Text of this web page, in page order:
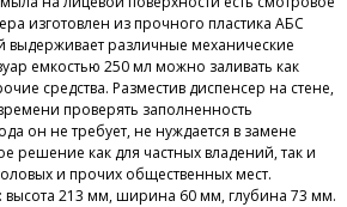
изготовлен из прочного пластика АБС
выдерживает различные механические
емкостью 250 мл можно заливать как
средства. Разместив диспенсер на стене,
проверять заполненность
он не требует, не нуждается в замене
решение как для частных владений, так и
и прочих общественных мест.
213 мм, ширина 60 мм, глубина 73 мм.